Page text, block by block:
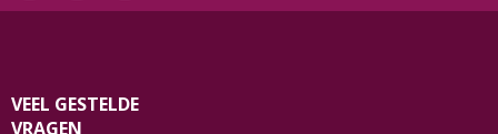
VEEL GESTELDE
VRAGEN